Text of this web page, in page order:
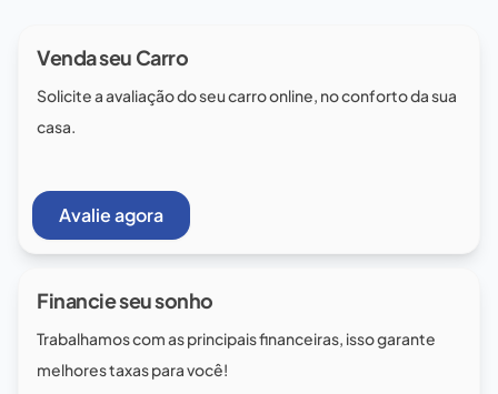
Venda seu Carro
Solicite a avaliação do seu carro online, no conforto da sua
casa.
Avalie agora
Financie seu sonho
Trabalhamos com as principais financeiras, isso garante
melhores taxas para você!